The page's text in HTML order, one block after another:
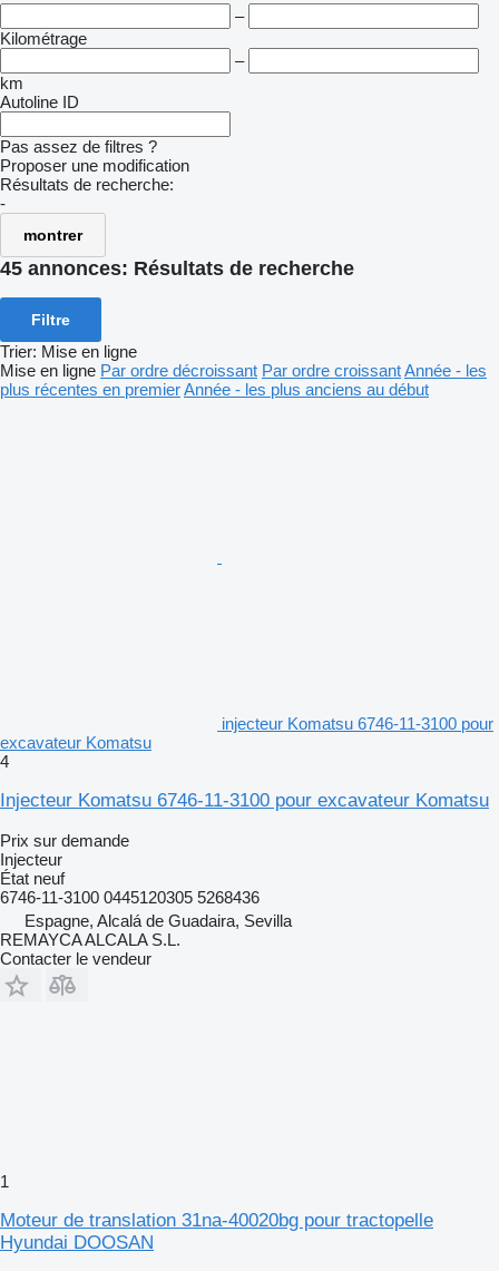
–
Kilométrage
–
km
Autoline ID
Pas assez de filtres ?
Proposer une modification
Résultats de recherche:
-
montrer
45 annonces: Résultats de recherche
Filtre
Trier: Mise en ligne
Mise en ligne Par ordre décroissant Par ordre croissantAnnée - les
plus récentes en premierAnnée - les plus anciens au début
injecteur Komatsu 6746-11-3100 pour
excavateur Komatsu
4
Injecteur Komatsu 6746-11-3100 pour excavateur Komatsu
Prix sur demande
Injecteur
État neuf
6746-11-3100 0445120305 5268436
Espagne, Alcalá de Guadaira, Sevilla
REMAYCA ALCALA S.L.
Contacter le vendeur
1
Moteur de translation 31na-40020bg pour tractopelle
Hyundai DOOSAN